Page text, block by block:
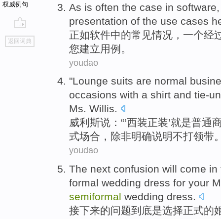
权威例句
go
top
返回词典
As is often the case in software
presentation of the use cases
正如软件中的常见情况 ， 一个经
您建立用例。
youdao
"Lounge suits are normal
occasions with a shirt and tie-
Ms. Willis.
威利斯说：“‘西装正装’就是普通
式场合，除非明确说明不打领带
youdao
The next confusion will come in
formal wedding dress for your
semiformal wedding dress.
接下来的问题到底是选择正式的